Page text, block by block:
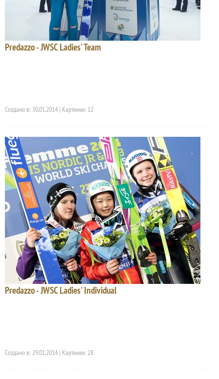
Predazzo - JWSC Ladies' Team
Создано в: 30.01.2014 | Картинки: 12
Predazzo - JWSC Ladies' Individual
Создано в: 29.01.2014 | Картинки: 28